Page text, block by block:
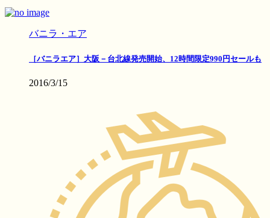
バニラ・エア
［バニラエア］大阪－台北線発売開始、12時間限定990円セールも
2016/3/15